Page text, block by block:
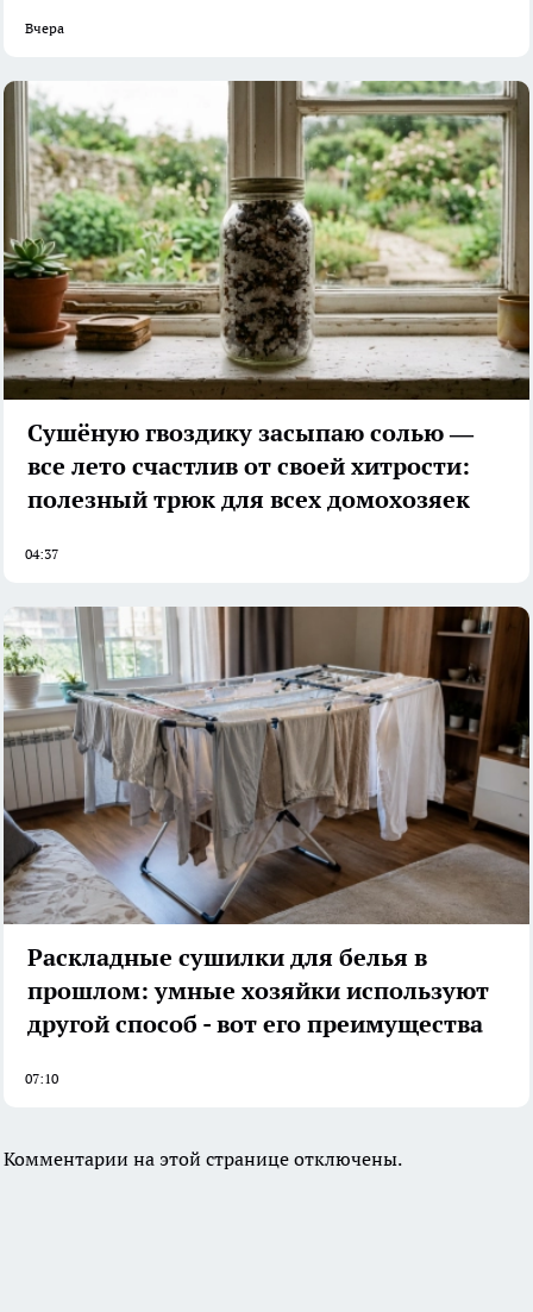
Вчера
Сушёную гвоздику засыпаю солью —
все лето счастлив от своей хитрости:
полезный трюк для всех домохозяек
04:37
Раскладные сушилки для белья в
прошлом: умные хозяйки используют
другой способ - вот его преимущества
07:10
Комментарии на этой странице отключены.